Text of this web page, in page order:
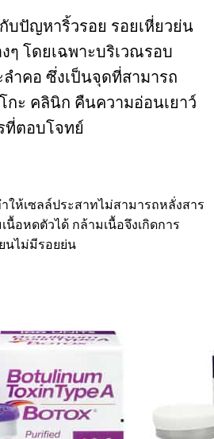
บปัญหาริ้วรอย รอยเหี่ยวย่น
ๆ โดยเฉพาะบริเวณรอบ
ำคอ ซึ่งเป็นจุดที่สามารถ
กะ คลินิก คืนความอ่อนเยาว์
ที่ตอบโจทย์
ให้เซลล์ประสาทไม่สามารถหลั่งสาร
นื้อหดตัวได้ กล้ามเนื้อจึงเกิดการ
นไม่มีรอยย่น